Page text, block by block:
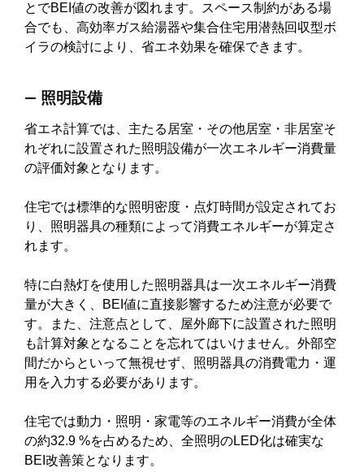
とでBEI値の改善が図れます。スペース制約がある場
合でも、高効率ガス給湯器や集合住宅用潜熱回収型ボ
イラの検討により、省エネ効果を確保できます。
― 照明設備
省エネ計算では、主たる居室・その他居室・非居室そ
れぞれに設置された照明設備が一次エネルギー消費量
の評価対象となります。
住宅では標準的な照明密度・点灯時間が設定されてお
り、照明器具の種類によって消費エネルギーが算定さ
れます。
特に白熱灯を使用した照明器具は一次エネルギー消費
量が大きく、BEI値に直接影響するため注意が必要で
す。また、注意点として、屋外廊下に設置された照明
も計算対象となることを忘れてはいけません。外部空
間だからといって無視せず、照明器具の消費電力・運
用を入力する必要があります。
住宅では動力・照明・家電等のエネルギー消費が全体
の約32.9 %を占めるため、全照明のLED化は確実な
BEI改善策となります。